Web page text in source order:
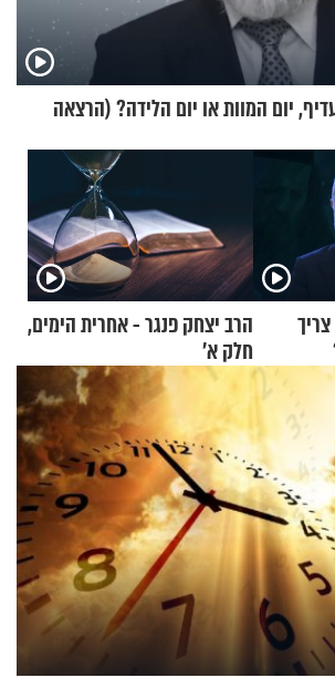
יום המוות או יום הלידה? (הרצאה
הרב יצחק פנגר - אחרית הימים,
חלק א’